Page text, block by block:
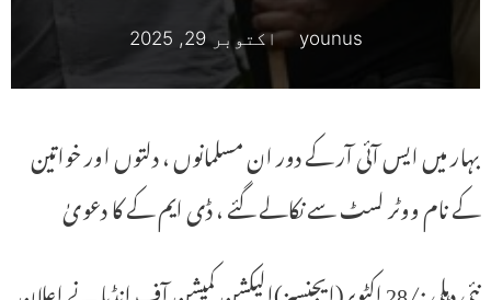
younus اکتوبر 29, 2025
بہار میں ایس آئی آر کے دور ان مسلمانوں ، دلتوں اور خواتین
کے نام ووٹر لسٹ سے نکالے گئے ، ڈی ایم کے کا دعویٰ